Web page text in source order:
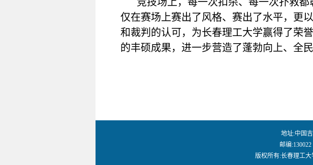
竞技场上，每一次扣杀、每一次扑救
仅在赛场上赛出了风格、赛出了水平，更
和裁判的认可，为长春理工大学赢得了荣
的丰硕成果，进一步营造了蓬勃向上、全
地址:中国
邮编
版权所有:长春理工